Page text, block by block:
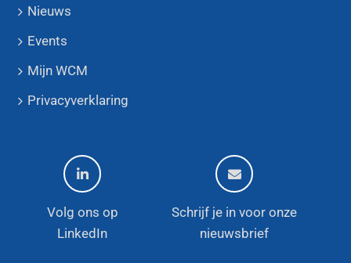
Nieuws
Events
Mijn WCM
Privacyverklaring
Volg ons op
LinkedIn
Schrijf je in voor onze
nieuwsbrief